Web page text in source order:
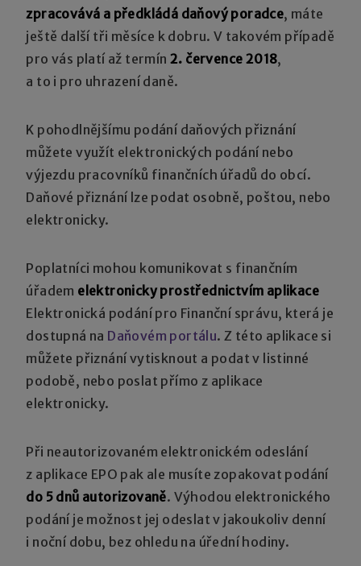
zpracovává a předkládá daňový poradce, máte
ještě další tři měsíce k dobru. V takovém případě
pro vás platí až termín2. července 2018,
a to i pro uhrazení daně.
K pohodlnějšímu podání daňových přiznání
můžete využít elektronických podání nebo
výjezdu pracovníků finančních úřadů do obcí.
Daňové přiznání lze podat osobně, poštou, nebo
elektronicky.
Poplatníci mohou komunikovat s finančním
úřadem elektronicky prostřednictvím aplikace
Elektronická podání pro Finanční správu, která je
dostupná na Daňovém portálu. Z této aplikace si
můžete přiznání vytisknout a podat v listinné
podobě, nebo poslat přímo z aplikace
elektronicky.
Při neautorizovaném elektronickém odeslání
z aplikace EPO pak ale musíte zopakovat podání
do 5 dnů autorizovaně. Výhodou elektronického
podání je možnost jej odeslat v jakoukoliv denní
i noční dobu, bez ohledu na úřední hodiny.